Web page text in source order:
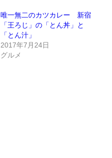
唯一無二のカツカレー 新宿
「王ろじ」の「とん丼」と
「とん汁」
2017年7月24日
グルメ